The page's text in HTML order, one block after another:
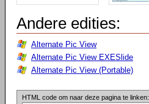
Andere edities:
Alternate Pic View
Alternate Pic View EXESlide
Alternate Pic View (Portable)
HTML code om naar deze pagina te linken: